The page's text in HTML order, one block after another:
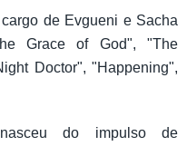
de Evgueni e Sacha
Grace of God", "The
Doctor", "Happening",
do impulso de